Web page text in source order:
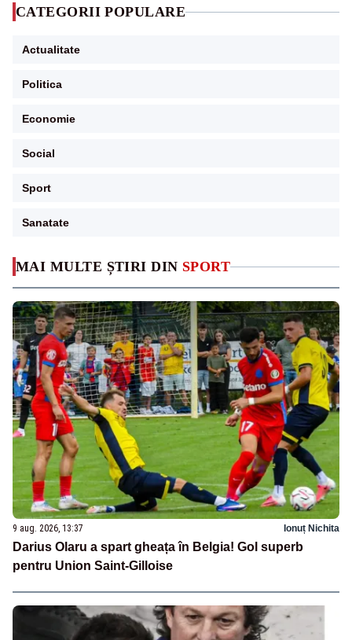
MAI MULTE ȘTIRI DIN SPORT
9 aug. 2026, 13:37 Ionuț Nichita
Darius Olaru a spart gheața în Belgia! Gol superb
pentru Union Saint-Gilloise
CATEGORII POPULARE
Actualitate
Politica
Economie
Social
Sport
Sanatate